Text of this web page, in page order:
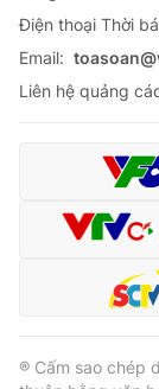
Ðiện thoại Thời
Email:
Liên hệ quảng
® Cấm sao chép